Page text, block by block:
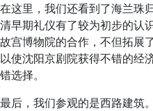
在这里，我们还看到了海兰珠
清早期礼仪有了较为初步的认
故宫博物院的合作，不但拓展
以使沈阳京剧院获得不错的经
错选择。
最后，我们参观的是西路建筑